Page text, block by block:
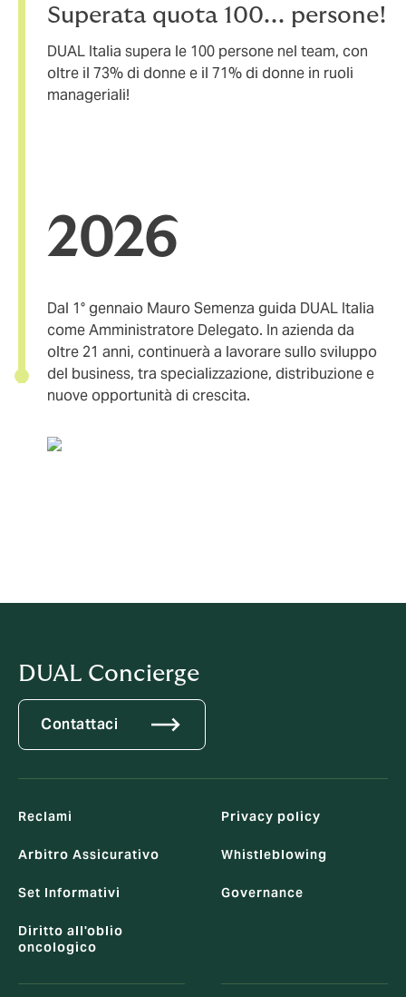
Superata quota 100... persone!
DUAL Italia supera le 100 persone nel team, con
oltre il 73% di donne e il 71% di donne in ruoli
manageriali!
2026
Dal 1° gennaio Mauro Semenza guida DUAL Italia
come Amministratore Delegato. In azienda da
oltre 21 anni, continuerà a lavorare sullo sviluppo
del business, tra specializzazione, distribuzione e
nuove opportunità di crescita.
DUAL Concierge
Contattaci
Reclami
Arbitro Assicurativo
Set Informativi
Diritto all'oblio
oncologico
Privacy policy
Whistleblowing
Governance